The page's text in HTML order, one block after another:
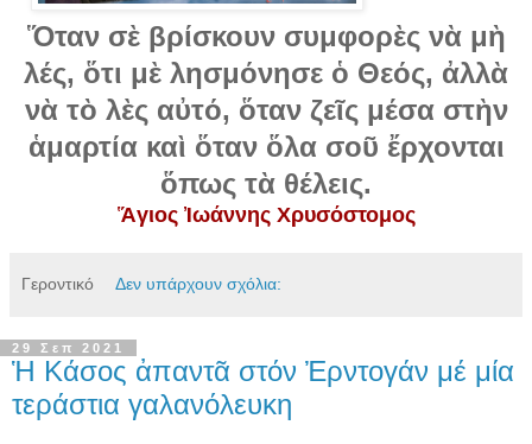
Ὅταν σὲ βρίσκουν συμφορὲς νὰ μὴ
λές, ὅτι μὲ λησμόνησε ὁ Θεός, ἀλλὰ
νὰ τὸ λὲς αὐτό, ὅταν ζεῖς μέσα στὴν
ἁμαρτία καὶ ὅταν ὅλα σοῦ ἔρχονται
ὅπως τὰ θέλεις.
Ἅγιος Ἰωάννης Χρυσόστομος
Γεροντικό Δεν υπάρχουν σχόλια:
29 Σεπ 2021
Ἡ Κάσος ἀπαντᾶ στόν Ἐρντογάν μέ μία
τεράστια γαλανόλευκη